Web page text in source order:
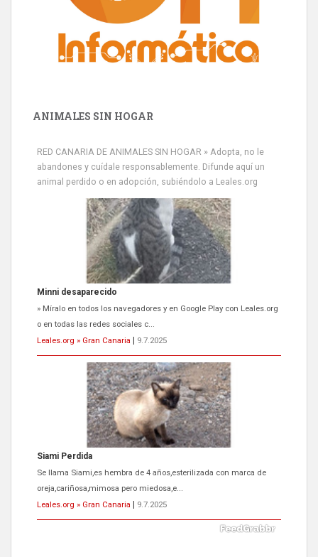
ANIMALES SIN HOGAR
RED CANARIA DE ANIMALES SIN HOGAR » Adopta, no le
abandones y cuídale responsablemente. Difunde aquí un
animal perdido o en adopción, subiéndolo a Leales.org
Siami Perdida
Se llama Siami,es hembra de 4 años,esterilizada con marca de
oreja,cariñosa,mimosa pero miedosa,e...
Leales.org » Gran Canaria
9.7.2025
ADOPCIÓN URGENTE GATA TEROR GRAN CANARIA
El ayuntamiento se va a llevar a Los Gatos callejeros de la zona los
próximos días, ella incluida...
Leales.org » Gran Canaria
9.7.2025